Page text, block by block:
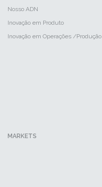
Nosso ADN
Inovação em Produto
Inovação em Operações /Produção
MARKETS